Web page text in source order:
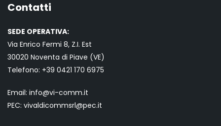
Contatti
SEDE OPERATIVA:
Via Enrico Fermi 8, Z.I. Est
30020 Noventa di Piave (VE)
Telefono: +39 0421 170 6975
Email: info@vi-comm.it
PEC: vivaldicommsrl@pec.it